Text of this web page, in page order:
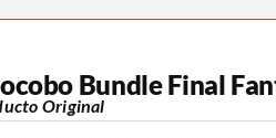
Bundle Final
Original